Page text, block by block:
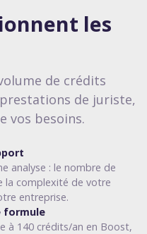
les
de crédits
de juriste,
vos besoins.
analyse : le nombre de
la complexité de votre
entreprise.
formule
à 140 crédits/an en Boost,